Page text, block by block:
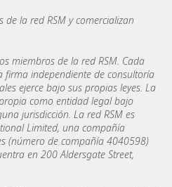
de la red RSM y comercializan
miembros de la red RSM. Cada
firma independiente de consultoría
ejerce bajo sus propias leyes. La
como entidad legal bajo
jurisdicción. La red RSM es
Limited, una compañía
(número de compañía 4040598)
en 200 Aldersgate Street,